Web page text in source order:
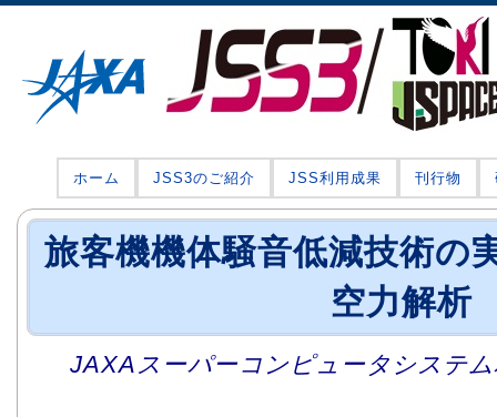
ホーム JSS3のご紹介 JSS利用成果 刊行物
旅客機機体騒音低減技術の
空力解析
JAXAスーパーコンピュータシステ